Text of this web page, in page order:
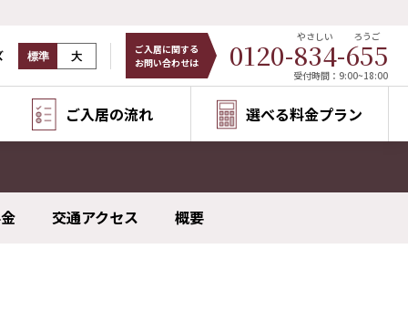
標準 大
ご入居に関する
お問い合わせは
0120-834
やさしい
-655
ろうご
受付時間：9:00~18:00
ご入居の流れ 選べる料金プラン
交通アクセス 概要